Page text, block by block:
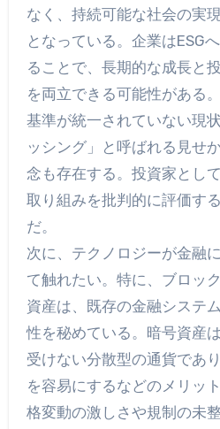
なく、持続可能な社会の実
となっている。企業はESG
ることで、長期的な成長と
を両立できる可能性がある
基準が統一されていない現
ッシング」と呼ばれる見せ
念も存在する。投資家とし
取り組みを批判的に評価す
だ。
次に、テクノロジーが金融
て触れたい。特に、ブロッ
資産は、既存の金融システ
性を秘めている。暗号資産
受けない分散型の通貨であ
を容易にするなどのメリッ
格変動の激しさや規制の未